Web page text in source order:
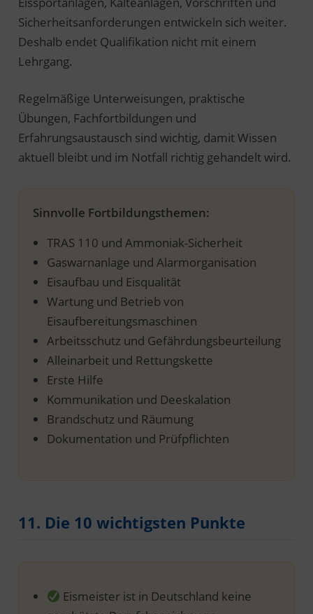
Sicherheitsanforderungen entwickeln sich weiter.
Deshalb endet Qualifikation nicht mit einem
Lehrgang.
Regelmäßige Unterweisungen, praktische
Übungen, Fachfortbildungen und
Erfahrungsaustausch sind wichtig, damit Wissen
aktuell bleibt und im Notfall richtig gehandelt wird.
Sinnvolle Fortbildungsthemen:
TRAS 110 und Ammoniak-Sicherheit
Gaswarnanlage und Alarmorganisation
Eisaufbau und Eisqualität
Wartung und Betrieb von
Eisaufbereitungsmaschinen
Arbeitsschutz und Gefährdungsbeurteilung
Alleinarbeit und Rettungskette
Erste Hilfe
Kommunikation und Deeskalation
Brandschutz und Räumung
Dokumentation und Prüfpflichten
11. Die 10 wichtigsten Punkte
Eismeister ist in Deutschland keine